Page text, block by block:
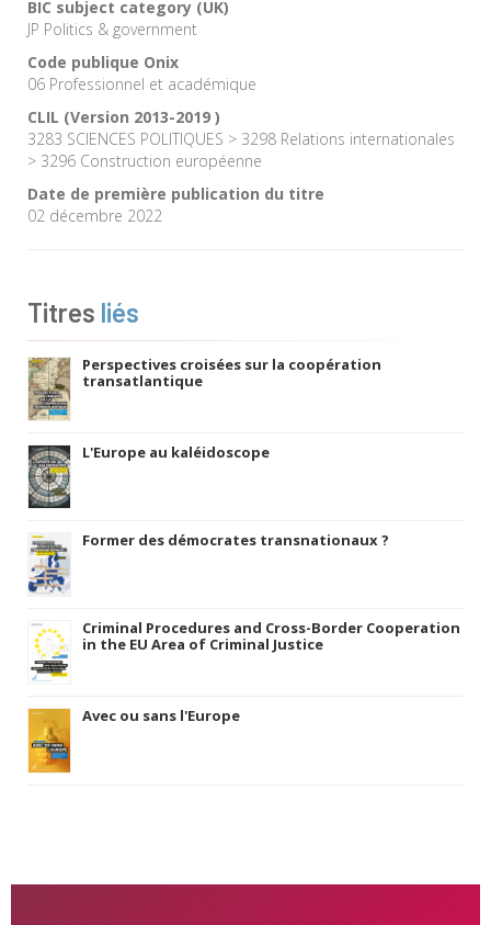
BIC subject category (UK)
JP Politics & government
Code publique Onix
06 Professionnel et académique
CLIL (Version 2013-2019 )
3283 SCIENCES POLITIQUES > 3298 Relations internationales
> 3296 Construction européenne
Date de première publication du titre
02 décembre 2022
Titres liés
Perspectives croisées sur la coopération
transatlantique
L'Europe au kaléidoscope
Former des démocrates transnationaux ?
Criminal Procedures and Cross-Border Cooperation
in the EU Area of Criminal Justice
Avec ou sans l'Europe